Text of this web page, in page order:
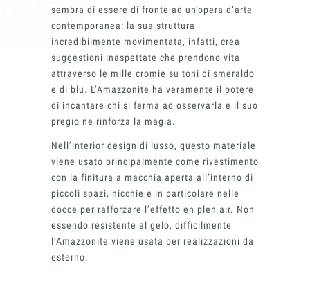
sembra di essere di fronte ad un’opera d’arte
contemporanea: la sua struttura
incredibilmente movimentata, infatti, crea
suggestioni inaspettate che prendono vita
attraverso le mille cromie su toni di smeraldo
e di blu. L’Amazzonite ha veramente il potere
di incantare chi si ferma ad osservarla e il suo
pregio ne rinforza la magia.
Nell’interior design di lusso, questo materiale
viene usato principalmente come rivestimento
con la finitura a macchia aperta all’interno di
piccoli spazi, nicchie e in particolare nelle
docce per rafforzare l’effetto en plen air. Non
essendo resistente al gelo, difficilmente
l’Amazzonite viene usata per realizzazioni da
esterno.